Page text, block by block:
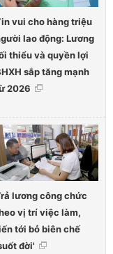
vui cho hàng triệu
lao động: Lương
thiểu và quyền lợi
sắp tăng mạnh
2026
lương công chức
vị trí việc làm,
tới bỏ biên chế
đời'